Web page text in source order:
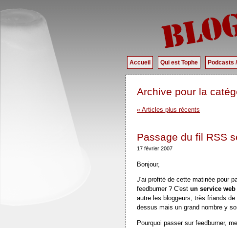
Accueil Qui est Tophe Podcasts
Archive pour la
« Articles plus récents
Passage du fil RSS
17 février 2007
Bonjour,
J'ai profité de cette matinée pour
feedburner ? C'est un service web
autre les bloggeurs, très friands
dessus mais un grand nombre y
Pourquoi passer sur feedburner,